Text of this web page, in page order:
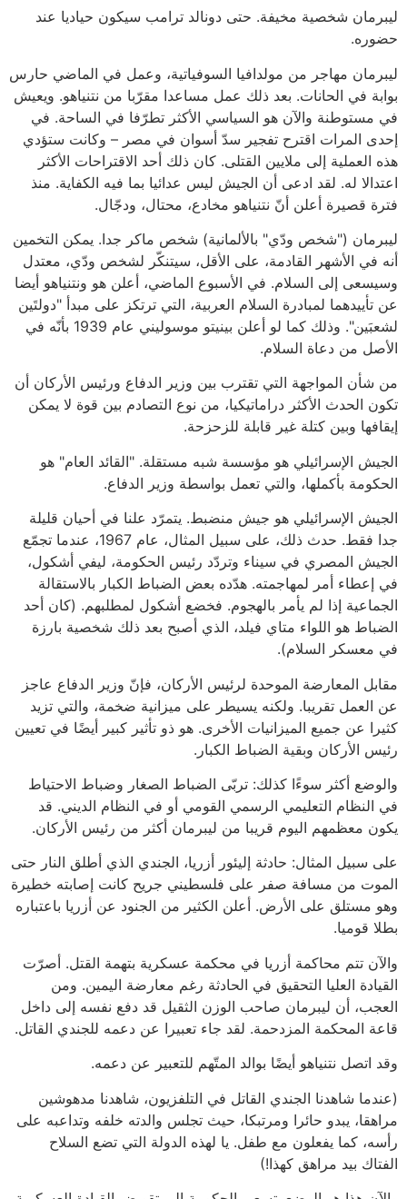
ليبرمان شخصية مخيفة. حتى دونالد ترامب سيكون حياديا عند
حضوره.
ليبرمان مهاجر من مولدافيا السوفياتية، وعمل في الماضي حارس
بوابة في الحانات. بعد ذلك عمل مساعدا مقرّبا من نتنياهو. ويعيش
في مستوطنة والآن هو السياسي الأكثر تطرّفا في الساحة. في
إحدى المرات اقترح تفجير سدّ أسوان في مصر – وكانت ستؤدي
هذه العملية إلى ملايين القتلى. كان ذلك أحد الاقتراحات الأكثر
اعتدالا له. لقد ادعى أن الجيش ليس عدائيا بما فيه الكفاية. منذ
فترة قصيرة أعلن أنّ نتنياهو مخادع، محتال، ودجّال.
ليبرمان ("شخص ودّي" بالألمانية) شخص ماكر جدا. يمكن التخمين
أنه في الأشهر القادمة، على الأقل، سيتنكّر لشخص ودّي، معتدل
وسيسعى إلى السلام. في الأسبوع الماضي، أعلن هو ونتنياهو أيضا
عن تأييدهما لمبادرة السلام العربية، التي ترتكز على مبدأ "دولتَين
لشعبَين". وذلك كما لو أعلن بينيتو موسوليني عام 1939 بأنّه في
الأصل من دعاة السلام.
من شأن المواجهة التي تقترب بين وزير الدفاع ورئيس الأركان أن
تكون الحدث الأكثر دراماتيكيا، من نوع التصادم بين قوة لا يمكن
إيقافها وبين كتلة غير قابلة للزحزحة.
الجيش الإسرائيلي هو مؤسسة شبه مستقلة. "القائد العام" هو
الحكومة بأكملها، والتي تعمل بواسطة وزير الدفاع.
الجيش الإسرائيلي هو جيش منضبط. يتمرّد علنا في أحيان قليلة
جدا فقط. حدث ذلك، على سبيل المثال، عام 1967، عندما تجمّع
الجيش المصري في سيناء وتردّد رئيس الحكومة، ليفي أشكول،
في إعطاء أمر لمهاجمته. هدّده بعض الضباط الكبار بالاستقالة
الجماعية إذا لم يأمر بالهجوم. فخضع أشكول لمطلبهم. (كان أحد
الضباط هو اللواء متاي فيلد، الذي أصبح بعد ذلك شخصية بارزة
في معسكر السلام).
مقابل المعارضة الموحدة لرئيس الأركان، فإنّ وزير الدفاع عاجز
عن العمل تقريبا. ولكنه يسيطر على ميزانية ضخمة، والتي تزيد
كثيرا عن جميع الميزانيات الأخرى. هو ذو تأثير كبير أيضًا في تعيين
رئيس الأركان وبقية الضباط الكبار.
والوضع أكثر سوءًا كذلك: تربّى الضباط الصغار وضباط الاحتياط
في النظام التعليمي الرسمي القومي أو في النظام الديني. قد
يكون معظمهم اليوم قريبا من ليبرمان أكثر من رئيس الأركان.
على سبيل المثال: حادثة إليئور أزريا، الجندي الذي أطلق النار حتى
الموت من مسافة صفر على فلسطيني جريح كانت إصابته خطيرة
وهو مستلق على الأرض. أعلن الكثير من الجنود عن أزريا باعتباره
بطلا قوميا.
والآن تتم محاكمة أزريا في محكمة عسكرية بتهمة القتل. أصرّت
القيادة العليا التحقيق في الحادثة رغم معارضة اليمين. ومن
العجب، أن ليبرمان صاحب الوزن الثقيل قد دفع نفسه إلى داخل
قاعة المحكمة المزدحمة. لقد جاء تعبيرا عن دعمه للجندي القاتل.
وقد اتصل نتنياهو أيضًا بوالد المتّهم للتعبير عن دعمه.
(عندما شاهدنا الجندي القاتل في التلفزيون، شاهدنا مدهوشين
مراهقا، يبدو حائرا ومرتبكا، حيث تجلس والدته خلفه وتداعبه على
رأسه، كما يفعلون مع طفل. يا لهذه الدولة التي تضع السلاح
الفتاك بيد مراهق كهذا!)